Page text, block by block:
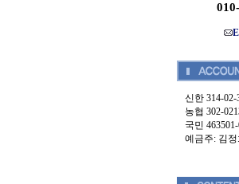
신한 314-02-
농협 302-
국민
예금주: 김정